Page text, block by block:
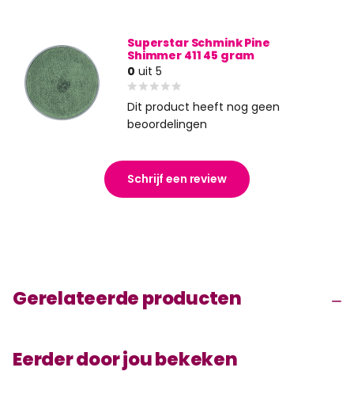
Superstar Schmink Pine
Shimmer 411 45 gram
0 uit 5
Dit product heeft nog geen
beoordelingen
Schrijf een review
Gerelateerde producten
Eerder door jou bekeken